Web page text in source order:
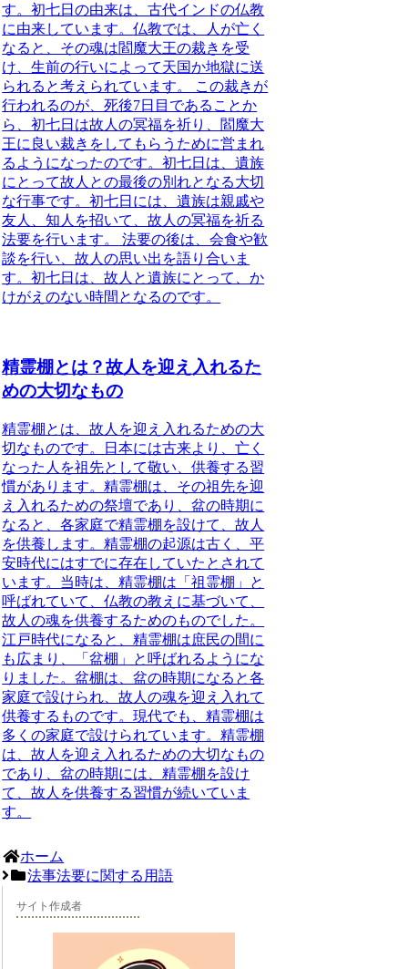
す。初七日の由来は、古代インドの仏教
に由来しています。仏教では、人が亡く
なると、その魂は閻魔大王の裁きを受
け、生前の行いによって天国か地獄に送
られると考えられています。
この裁きが
行われるのが、死後7日目であることか
ら、初七日は故人の冥福を祈り、閻魔大
王に良い裁きをしてもらうために営まれ
るようになったのです。初七日は、遺族
にとって故人との最後の別れとなる大切
な行事です。初七日には、遺族は親戚や
友人、知人を招いて、故人の冥福を祈る
法要を行います。
法要の後は、会食や歓
談を行い、故人の思い出を語り合いま
す。初七日は、故人と遺族にとって、か
けがえのない時間となるのです。
精霊棚とは？故人を迎え入れるた
めの大切なもの
精霊棚とは、故人を迎え入れるための大
切なものです。
日本には古来より、亡く
なった人を祖先として敬い、供養する習
慣があります。精霊棚は、その祖先を迎
え入れるための祭壇であり、盆の時期に
なると、各家庭で精霊棚を設けて、故人
を供養します。精霊棚の起源は古く、平
安時代にはすでに存在していたとされて
います。当時は、精霊棚は「祖霊棚」と
呼ばれていて、仏教の教えに基づいて、
故人の魂を供養するためのものでした。
江戸時代になると、精霊棚は庶民の間に
も広まり、「盆棚」と呼ばれるようにな
りました。盆棚は、盆の時期になると各
家庭で設けられ、故人の魂を迎え入れて
供養するものです。現代でも、精霊棚は
多くの家庭で設けられています。精霊棚
は、故人を迎え入れるための大切なもの
であり、盆の時期には、精霊棚を設け
て、故人を供養する習慣が続いていま
す。
ホーム
法事法要に関する用語
サイト作成者